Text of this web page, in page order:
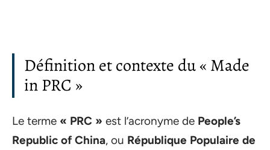
Définition et contexte du « Made
in PRC »
Le terme « PRC » est l’acronyme de People’s
Republic of China, ou République Populaire de